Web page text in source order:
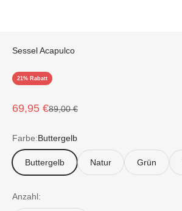
Sessel Acapulco
21% Rabatt
Angebot
69,95 €Regulärer Preis
89,00 €
Farbe:Buttergelb
Buttergelb Natur Grün
Anzahl: